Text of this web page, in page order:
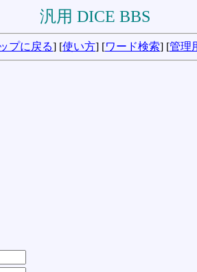
汎用 DICE BBS
プに戻る] [使い方] [ワード検索] [管理